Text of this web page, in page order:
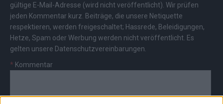
gültige E-Mail-Adresse (wird nicht veröffentlicht). Wir prüfen
jeden Kommentar kurz. Beiträge, die unsere Netiquette
respektieren, werden freigeschaltet; Hassrede, Beleidigungen,
Hetze, Spam oder Werbung werden nicht veröffentlicht. Es
gelten unsere Datenschutzvereinbarungen
* Kommentar